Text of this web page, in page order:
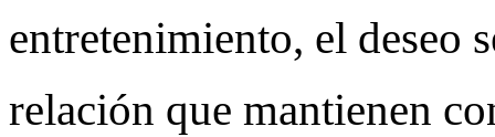
entretenimiento, el deseo
relación que mantienen